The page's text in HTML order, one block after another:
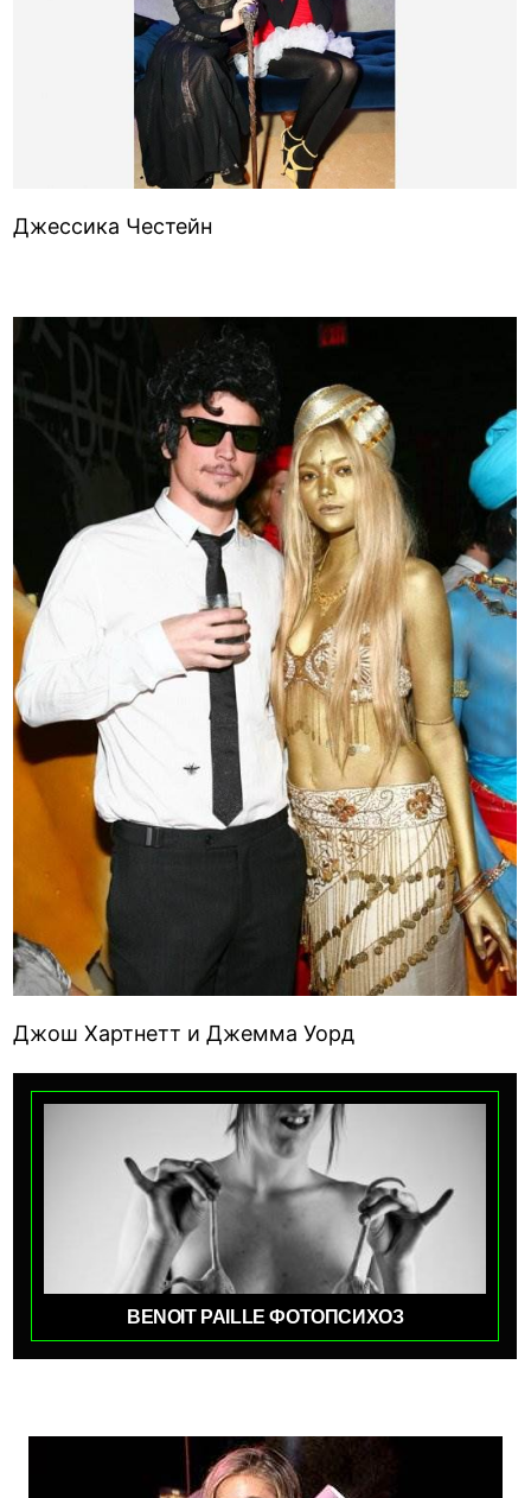
Джессика Честейн
Джош Хартнетт и Джемма Уорд
BENOIT PAILLE ФОТОПСИХОЗ